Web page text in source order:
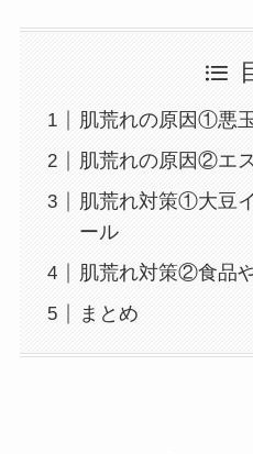
肌荒れの原因①悪
肌荒れの原因②エ
肌荒れ対策①大豆
ール
肌荒れ対策②食品
まとめ